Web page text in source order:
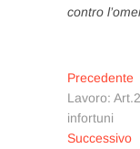
contro
articoli
Precedente
Lavoro:
infortuni
Successivo